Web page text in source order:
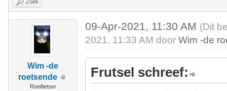
Zoek
Wim -de
roetsende
Roeifietser
09-Apr-2021, 11:30 AM (Dit
2021, 11:33 AM doorWim -de
Frutsel schreef: